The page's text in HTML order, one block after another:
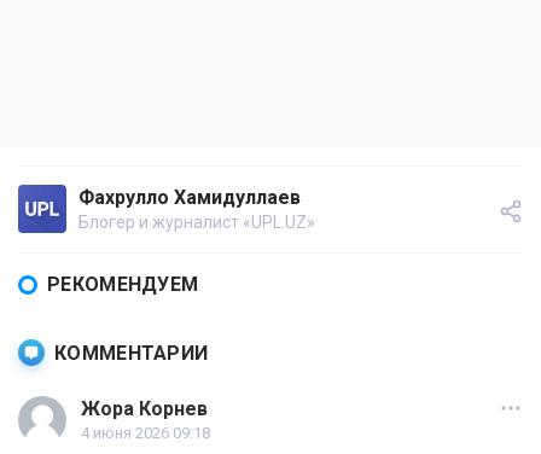
Фахрулло Хамидуллаев
Блогер и журналист «UPL.UZ»
РЕКОМЕНДУЕМ
КОММЕНТАРИИ
Жора Корнев
4 июня 2026 09:18